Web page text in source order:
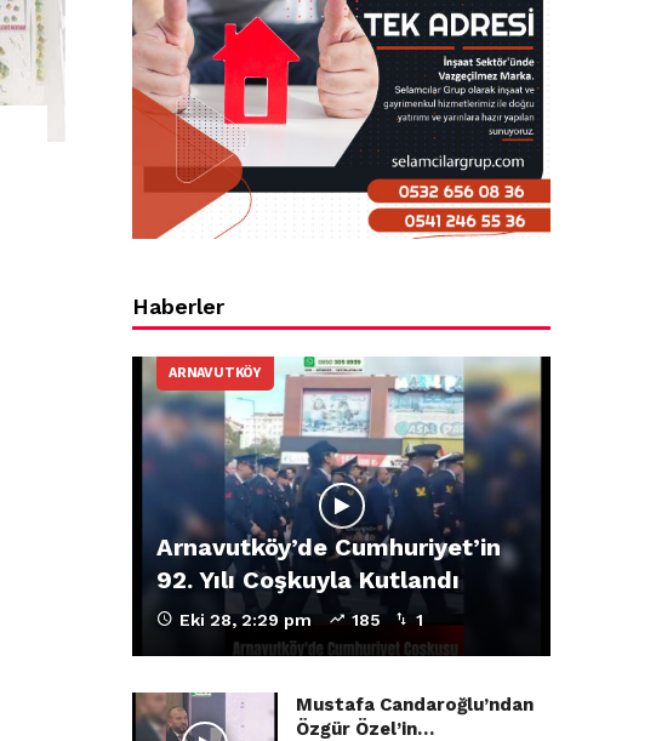
Haberler
ARNAVUTKÖY
Arnavutköy’de Cumhuriyet’in
92. Yılı Coşkuyla Kutlandı
Eki 28, 2:29 pm 185 1
Mustafa Candaroğlu’ndan
Özgür Özel’in…